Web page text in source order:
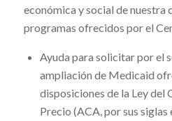
económica y social de nuestra
programas ofrecidos por el
Ayuda para solicitar por el
ampliación de Medicaid
disposiciones de la Ley del
Precio (ACA, por sus siglas